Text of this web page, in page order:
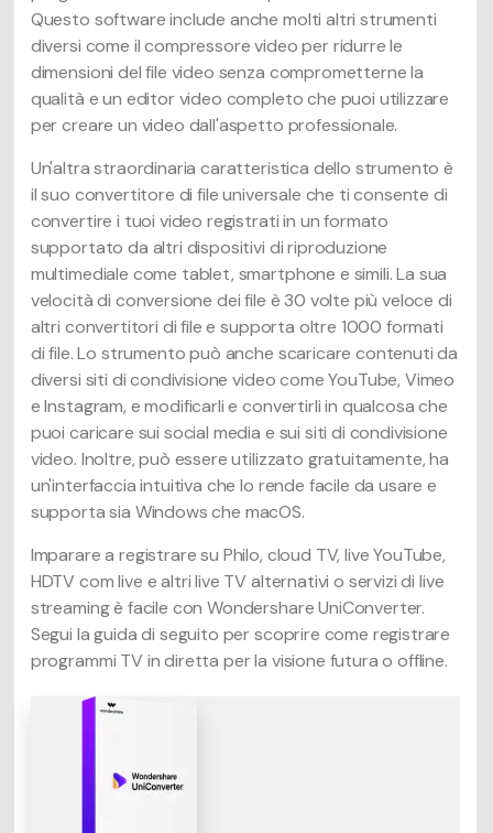
Questo software include anche molti altri strumenti
diversi come il compressore video per ridurre le
dimensioni del file video senza comprometterne la
qualità e un editor video completo che puoi utilizzare
per creare un video dall'aspetto professionale.
Un'altra straordinaria caratteristica dello strumento è
il suo convertitore di file universale che ti consente di
convertire i tuoi video registrati in un formato
supportato da altri dispositivi di riproduzione
multimediale come tablet, smartphone e simili. La sua
velocità di conversione dei file è 30 volte più veloce di
altri convertitori di file e supporta oltre 1000 formati
di file. Lo strumento può anche scaricare contenuti da
diversi siti di condivisione video come YouTube, Vimeo
e Instagram, e modificarli e convertirli in qualcosa che
puoi caricare sui social media e sui siti di condivisione
video. Inoltre, può essere utilizzato gratuitamente, ha
un'interfaccia intuitiva che lo rende facile da usare e
supporta sia Windows che macOS.
Imparare a registrare su Philo, cloud TV, live YouTube,
HDTV com live e altri live TV alternativi o servizi di live
streaming è facile con Wondershare UniConverter.
Segui la guida di seguito per scoprire come registrare
programmi TV in diretta per la visione futura o offline.